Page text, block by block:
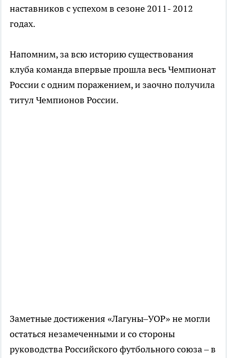
наставников с успехом в сезоне 2011- 2012
годах.
Напомним, за всю историю существования
клуба команда впервые прошла весь Чемпионат
России с одним поражением, и заочно получила
титул Чемпионов России.
Заметные достижения «Лагуны–УОР» не могли
остаться незамеченными и со стороны
руководства Российского футбольного союза – в